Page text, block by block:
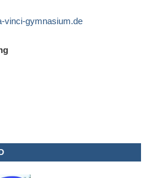
vinci-gymnasium.de